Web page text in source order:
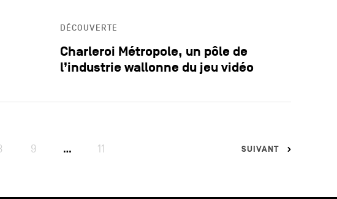
DÉCOUVERTE
Charleroi Métropole, un pôle de
l’industrie wallonne du jeu vidéo
9 … 11 SUIVANT